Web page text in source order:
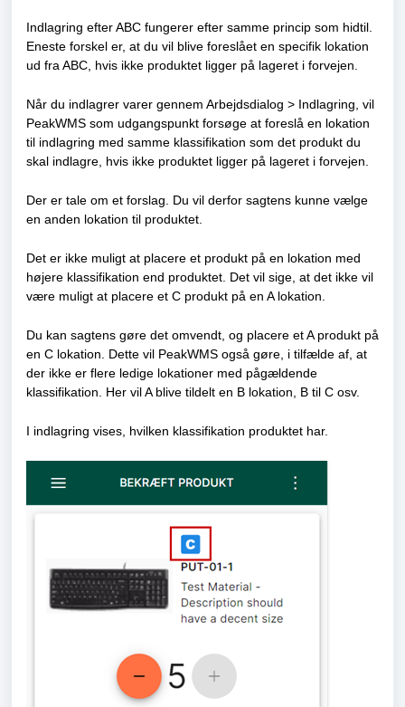
Indlagring efter ABC fungerer efter samme princip som hidtil.
Eneste forskel er, at du vil blive foreslået en specifik lokation
ud fra ABC, hvis ikke produktet ligger på lageret i forvejen.
Når du indlagrer varer gennem Arbejdsdialog > Indlagring, vil
PeakWMS som udgangspunkt forsøge at foreslå en lokation
til indlagring med samme klassifikation som det produkt du
skal indlagre, hvis ikke produktet ligger på lageret i forvejen.
Der er tale om et forslag. Du vil derfor sagtens kunne vælge
en anden lokation til produktet.
Det er ikke muligt at placere et produkt på en lokation med
højere klassifikation end produktet. Det vil sige, at det ikke vil
være muligt at placere et C produkt på en A lokation.
Du kan sagtens gøre det omvendt, og placere et A produkt på
en C lokation. Dette vil PeakWMS også gøre, i tilfælde af, at
der ikke er flere ledige lokationer med pågældende
klassifikation. Her vil A blive tildelt en B lokation, B til C osv.
I indlagring vises, hvilken klassifikation produktet har.